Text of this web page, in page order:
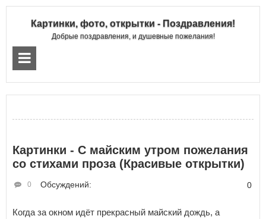
Картинки, фото, открытки - Поздравления!
Добрые поздравления, и душевные пожелания!
Картинки - С майским утром пожелания
со стихами проза (Красивые открытки)
Обсуждений:
0 0
Когда за окном идёт прекрасный майский дождь, а